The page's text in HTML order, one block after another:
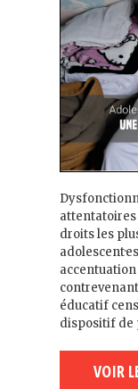
attentatoires
droits les
éducatif
dispositif de
VOIR